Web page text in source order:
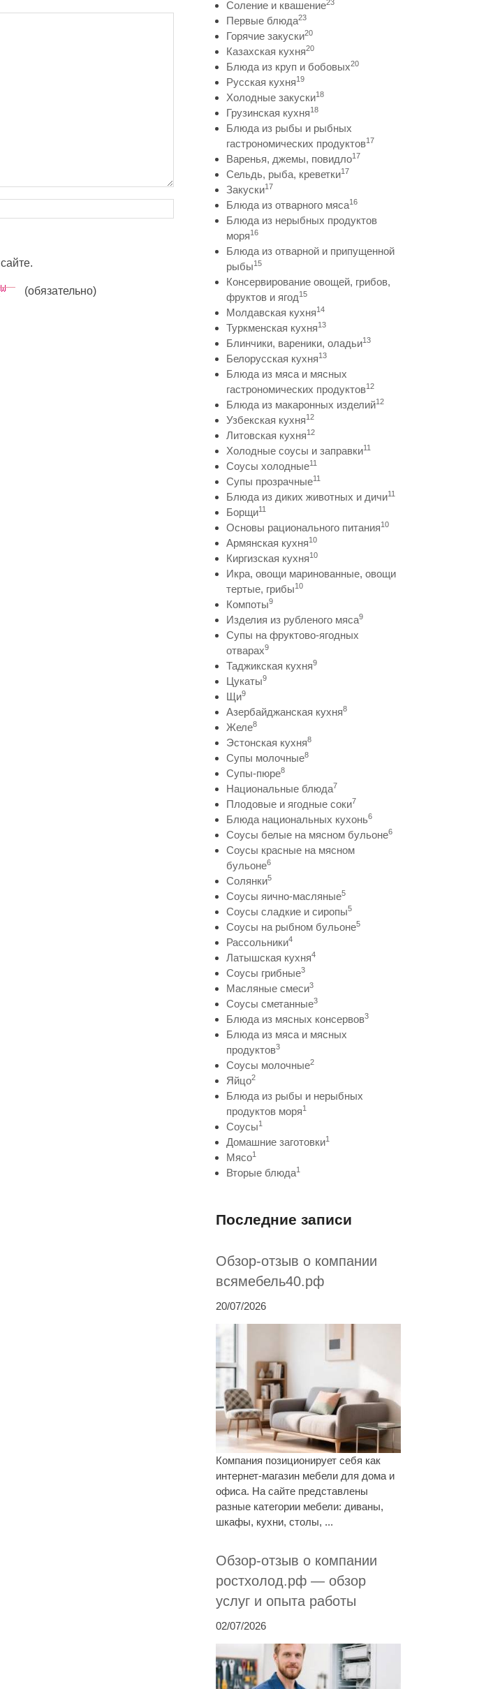
(обязательно)
Соление и квашение23
Первые блюда23
Горячие закуски20
Казахская кухня20
Блюда из круп и бобовых20
Русская кухня19
Холодные закуски18
Грузинская кухня18
Блюда из рыбы и рыбных
гастрономических продуктов17
Варенья, джемы, повидло17
Сельдь, рыба, креветки17
Закуски17
Блюда из отварного мяса16
Блюда из нерыбных продуктов
моря16
Блюда из отварной и припущенной
рыбы15
Консервирование овощей, грибов,
фруктов и ягод15
Молдавская кухня14
Туркменская кухня13
Блинчики, вареники, оладьи13
Белорусская кухня13
Блюда из мяса и мясных
гастрономических продуктов12
Блюда из макаронных изделий12
Узбекская кухня12
Литовская кухня12
Холодные соусы и заправки11
Соусы холодные11
Супы прозрачные11
Блюда из диких животных и дичи11
Борщи11
Основы рационального питания10
Армянская кухня10
Киргизская кухня10
Икра, овощи маринованные, овощи
тертые, грибы10
Компоты9
Изделия из рубленого мяса9
Супы на фруктово-ягодных
отварах9
Таджикская кухня9
Цукаты9
Щи9
Азербайджанская кухня8
Желе8
Эстонская кухня8
Супы молочные8
Супы-пюре8
Национальные блюда7
Плодовые и ягодные соки7
Блюда национальных кухонь6
Соусы белые на мясном бульоне6
Соусы красные на мясном
бульоне6
Солянки5
Соусы яично-масляные5
Соусы сладкие и сиропы5
Соусы на рыбном бульоне5
Рассольники4
Латышская кухня4
Соусы грибные3
Масляные смеси3
Соусы сметанные3
Блюда из мясных консервов3
Блюда из мяса и мясных
продуктов3
Соусы молочные2
Яйцо2
Блюда из рыбы и нерыбных
продуктов моря1
Соусы1
Домашние заготовки1
Мясо1
Вторые блюда1
Последние записи
Обзор-отзыв о компании
всямебель40.рф
20/07/2026
Компания позиционирует себя как
интернет-магазин мебели для дома и
офиса. На сайте представлены
разные категории мебели: диваны,
шкафы, кухни, столы, ...
Обзор-отзыв о компании
ростхолод.рф — обзор
услуг и опыта работы
02/07/2026